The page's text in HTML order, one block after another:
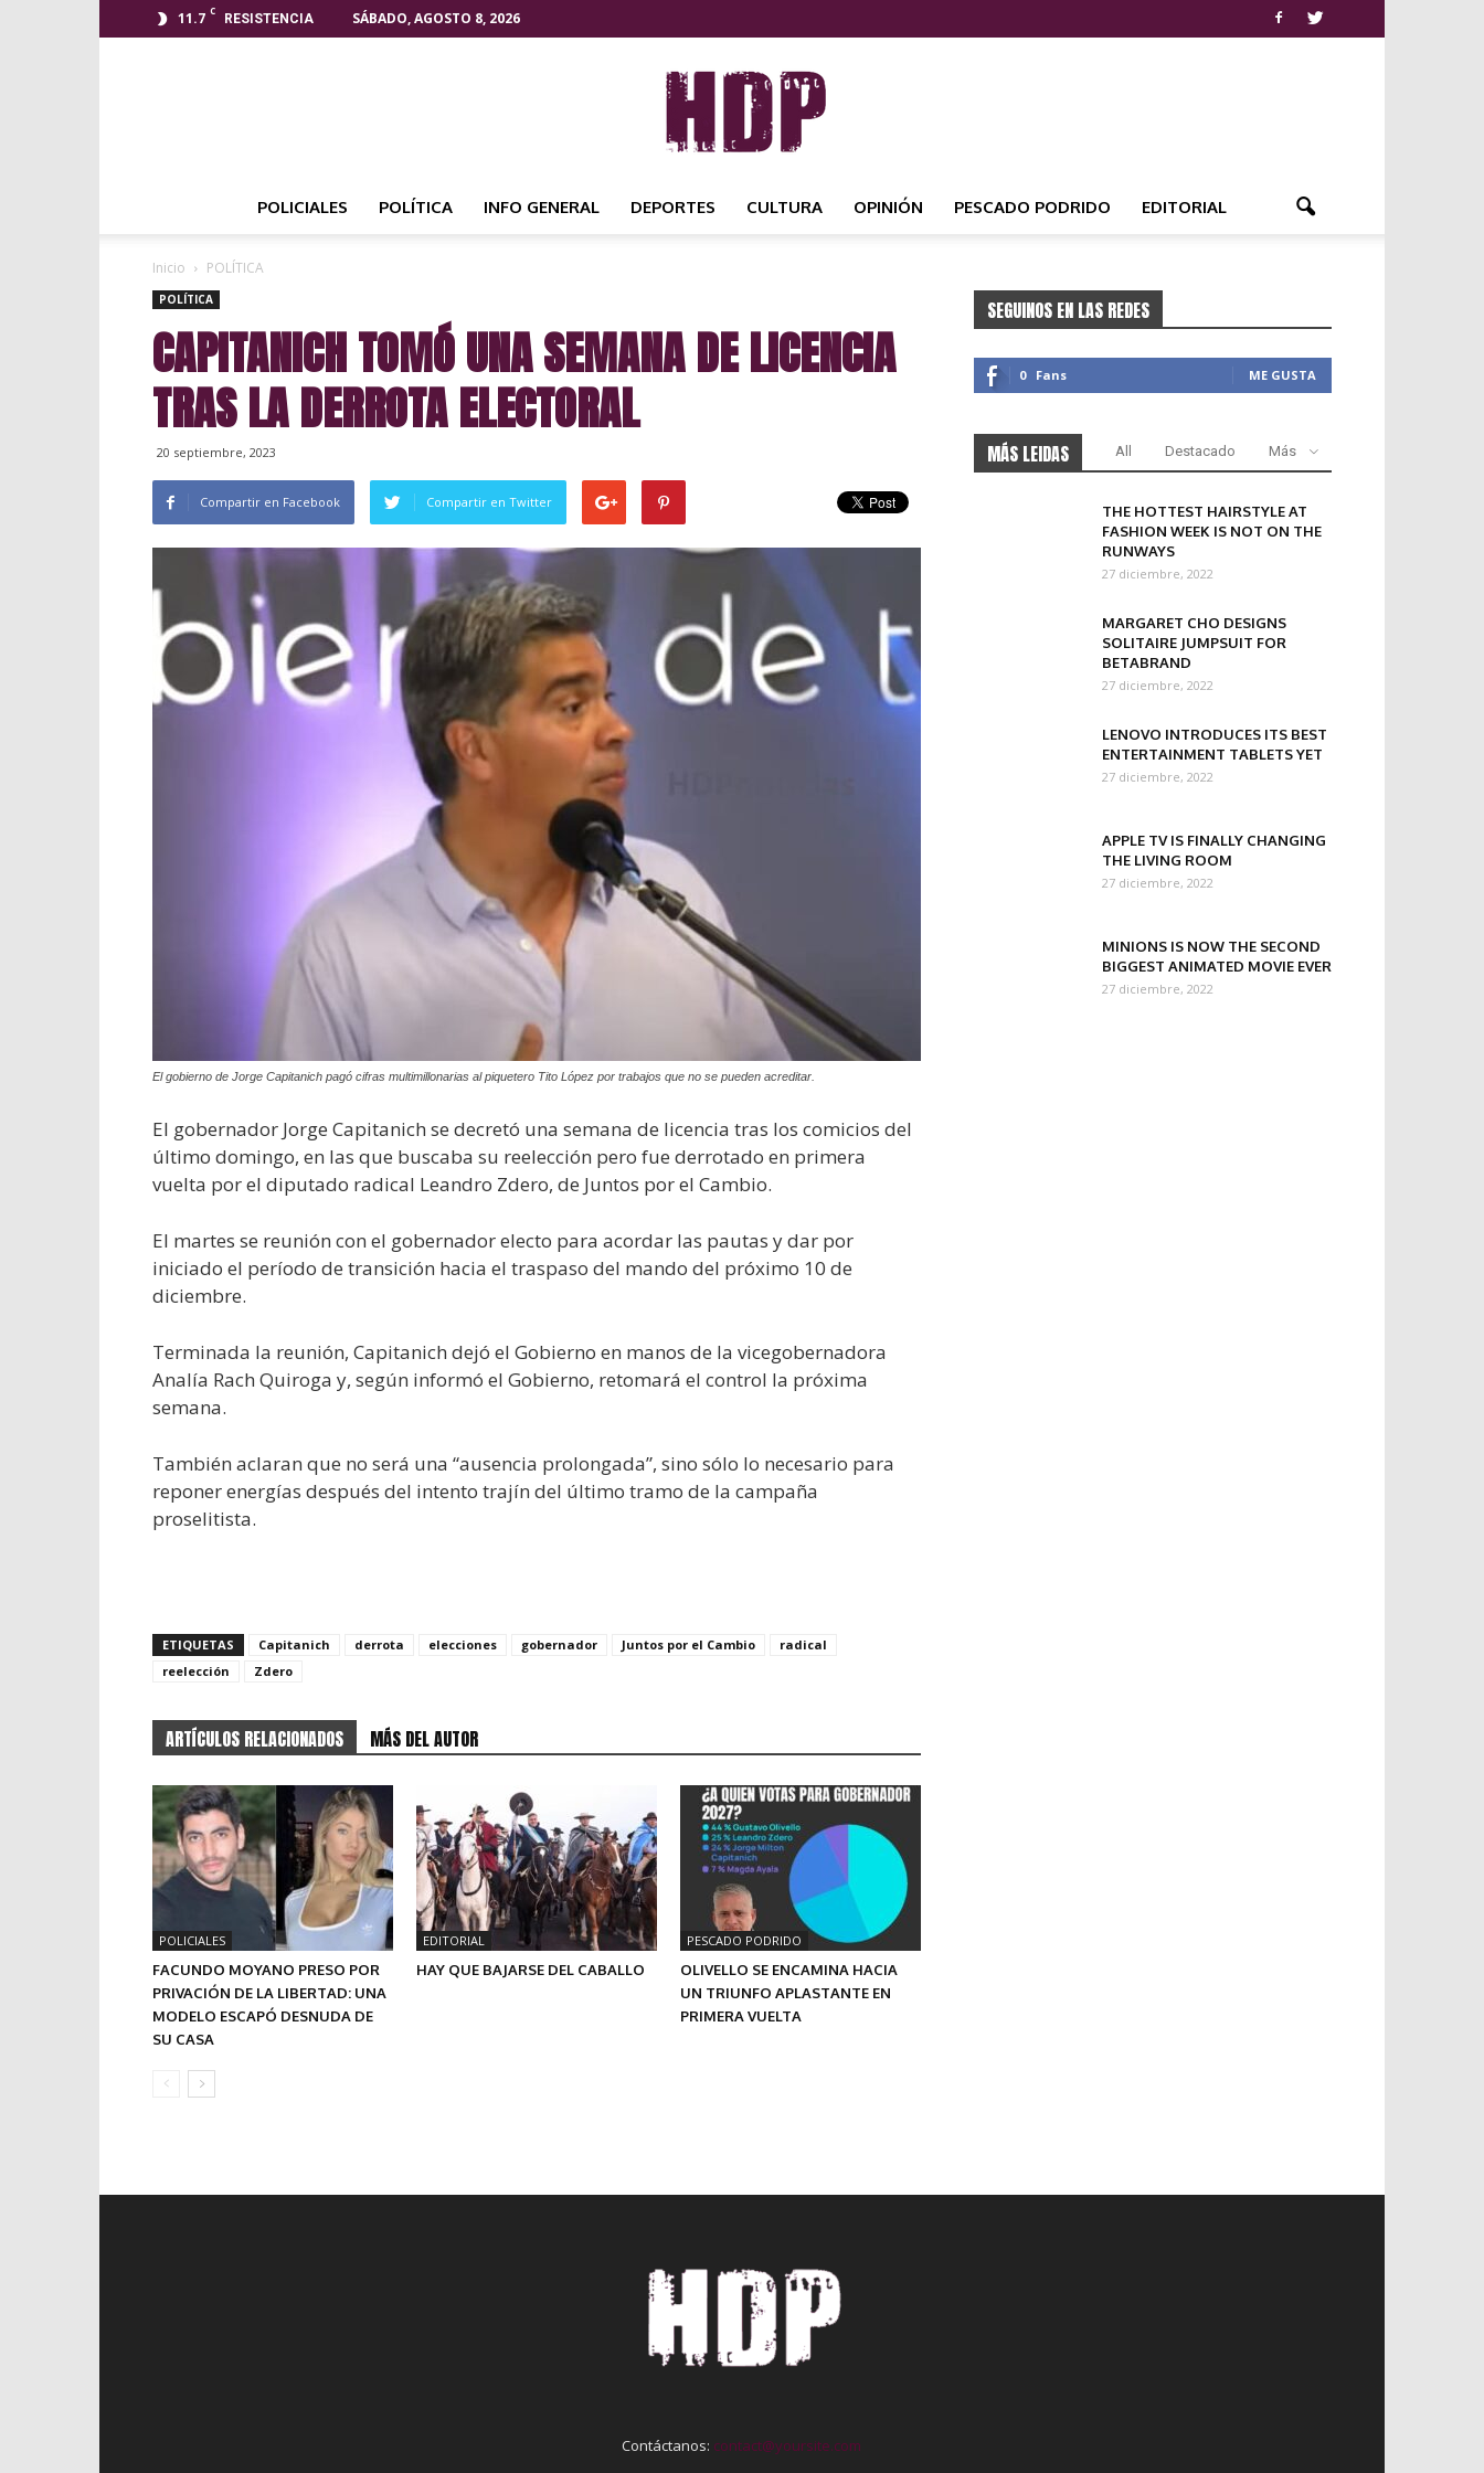
11.7 C
RESISTENCIA SÁBADO, AGOSTO 8, 2026
NOTICIAS
POLICIALES POLÍTICA INFO GENERAL DEPORTES CULTURA OPINIÓN PESCADO PODRIDO EDITORIAL
Inicio POLÍTICA
POLÍTICA
CAPITANICH TOMÓ UNA SEMANA DE LICENCIA
TRAS LA DERROTA ELECTORAL
20 septiembre, 2023
Compartir en Facebook Compartir en Twitter
El gobierno de Jorge Capitanich pagó cifras multimillonarias al piquetero Tito López por trabajos que no se pueden acreditar.
El gobernador Jorge Capitanich se decretó una semana de licencia tras los comicios del
último domingo, en las que buscaba su reelección pero fue derrotado en primera
vuelta por el diputado radical Leandro Zdero, de Juntos por el Cambio.
El martes se reunión con el gobernador electo para acordar las pautas y dar por
iniciado el período de transición hacia el traspaso del mando del próximo 10 de
diciembre.
Terminada la reunión, Capitanich dejó el Gobierno en manos de la vicegobernadora
Analía Rach Quiroga y, según informó el Gobierno, retomará el control la próxima
semana.
También aclaran que no será una “ausencia prolongada”, sino sólo lo necesario para
reponer energías después del intento trajín del último tramo de la campaña
proselitista.
ETIQUETAS Capitanich derrota elecciones gobernador Juntos por el Cambio
radical
reelección
Zdero
ARTÍCULOS RELACIONADOS MÁS DEL AUTOR
POLICIALES
FACUNDO MOYANO PRESO POR
PRIVACIÓN DE LA LIBERTAD: UNA
MODELO ESCAPÓ DESNUDA DE
SU CASA
EDITORIAL
HAY QUE BAJARSE DEL CABALLO
PESCADO PODRIDO
OLIVELLO SE ENCAMINA HACIA
UN TRIUNFO APLASTANTE EN
PRIMERA VUELTA
SEGUINOS EN LAS REDES
0 Fans ME GUSTA
MÁS LEIDAS All Destacado Más
THE HOTTEST HAIRSTYLE AT
FASHION WEEK IS NOT ON THE
RUNWAYS
27 diciembre, 2022
MARGARET CHO DESIGNS
SOLITAIRE JUMPSUIT FOR
BETABRAND
27 diciembre, 2022
LENOVO INTRODUCES ITS BEST
ENTERTAINMENT TABLETS YET
27 diciembre, 2022
APPLE TV IS FINALLY CHANGING
THE LIVING ROOM
27 diciembre, 2022
MINIONS IS NOW THE SECOND
BIGGEST ANIMATED MOVIE EVER
27 diciembre, 2022
Contáctanos: contact@yoursite.com